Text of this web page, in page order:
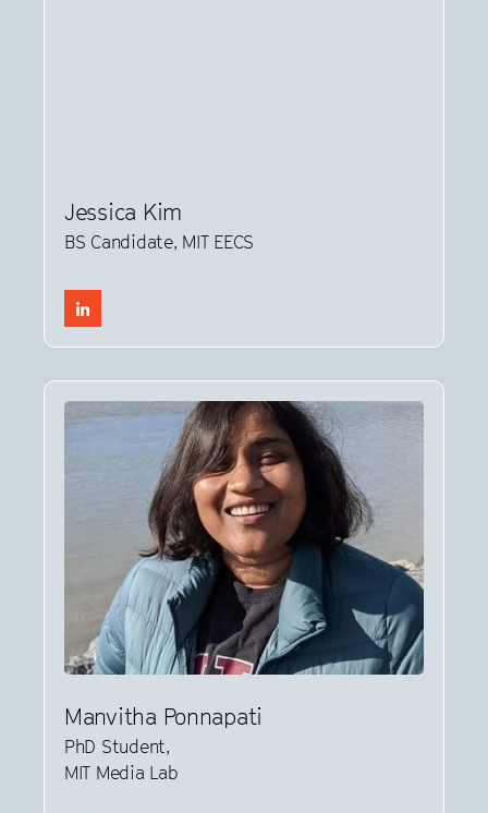
Jessica Kim
BS Candidate, MIT EECS
Manvitha Ponnapati
PhD Student,
MIT Media Lab